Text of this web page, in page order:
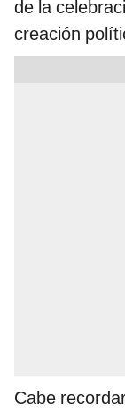
de la
creación
Cabe